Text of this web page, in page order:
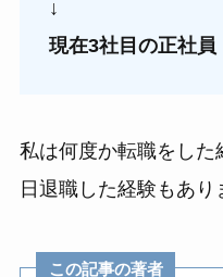
↓
現在3社目の正社員
私は何度か転職をした
日退職した経験もあり
この記事の著者